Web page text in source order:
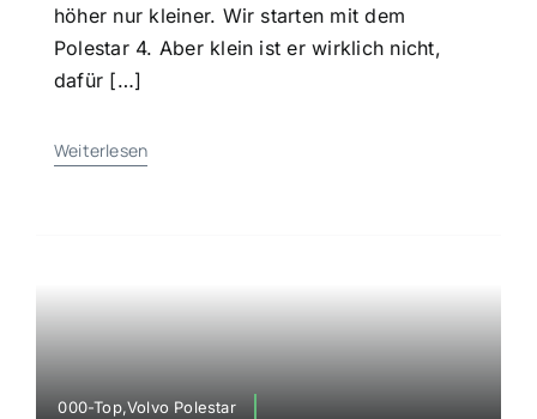
höher nur kleiner. Wir starten mit dem
Polestar 4. Aber klein ist er wirklich nicht,
dafür […]
Weiterlesen
000-Top,Volvo Polestar